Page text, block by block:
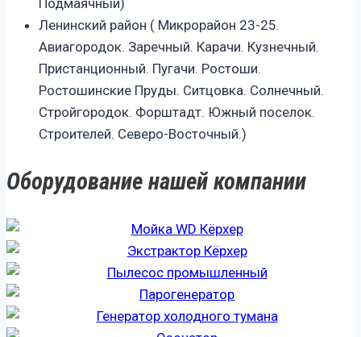
Ленинский район ( Микрорайон 23-25.
Авиагородок. Заречный. Карачи. Кузнечный.
Пристанционный. Пугачи. Ростоши.
Ростошинские Пруды. Ситцовка. Солнечный.
Стройгородок. Форштадт. Южный поселок.
Строителей. Северо-Восточный.)
Оборудование нашей компании